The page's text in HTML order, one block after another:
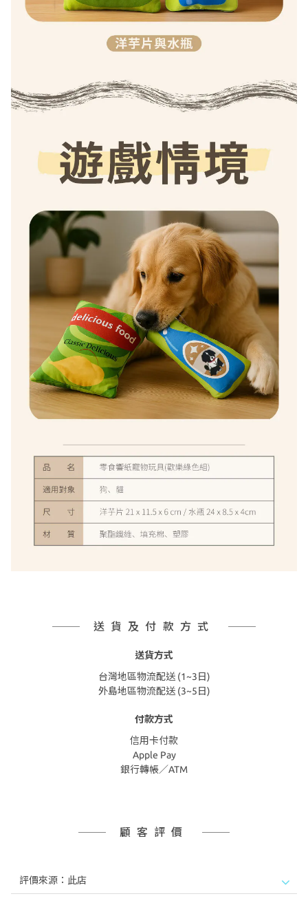
送貨及付款方式
送貨方式
台灣地區物流配送 (1~3日)
外島地區物流配送 (3~5日)
付款方式
信用卡付款
Apple Pay
銀行轉帳／ATM
顧客評價